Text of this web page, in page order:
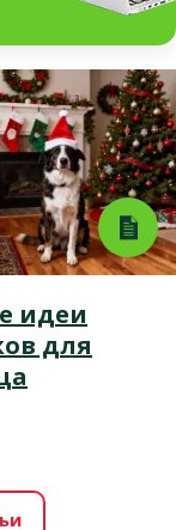
идеи
для